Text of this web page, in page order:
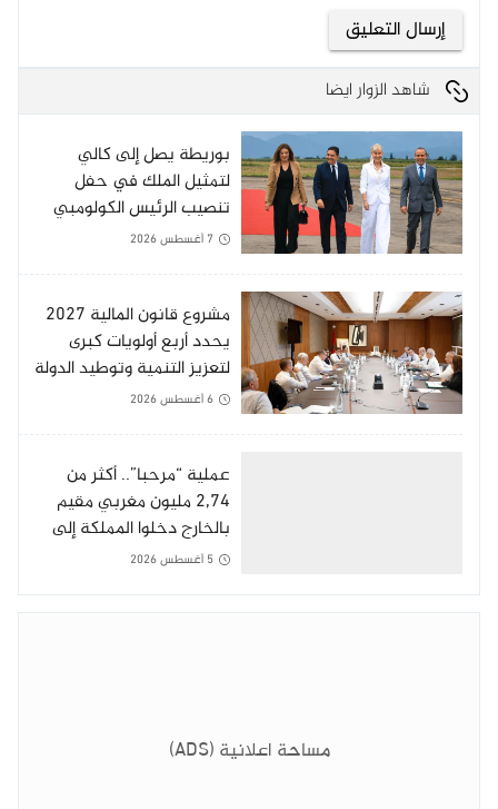
شاهد الزوار ايضا
بوريطة يصل إلى كالي
لتمثيل الملك في حفل
تنصيب الرئيس الكولومبي
الجديد
7 أغسطس 2026
مشروع قانون المالية 2027
يحدد أربع أولويات كبرى
لتعزيز التنمية وتوطيد الدولة
الاجتماعية
6 أغسطس 2026
عملية “مرحبا”.. أكثر من
2,74 مليون مغربي مقيم
بالخارج دخلوا المملكة إلى
غاية 3 غشت
5 أغسطس 2026
مساحة اعلانية (ADS)